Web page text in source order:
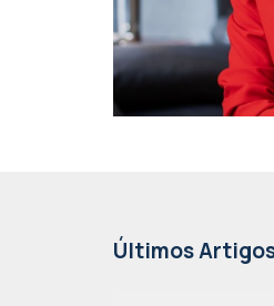
Últimos